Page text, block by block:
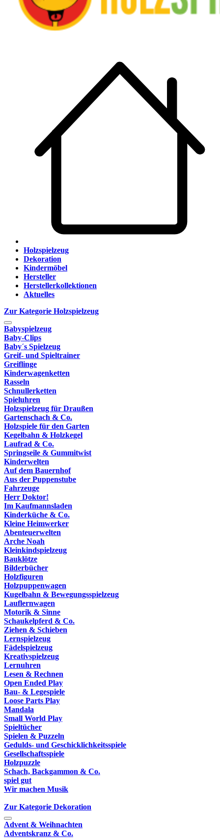
Holzspielzeug
Dekoration
Kindermöbel
Hersteller
Herstellerkollektionen
Aktuelles
Zur Kategorie Holzspielzeug
Babyspielzeug
Baby-Clips
Baby´s Spielzeug
Greif- und Spieltrainer
Greiflinge
Kinderwagenketten
Rasseln
Schnullerketten
Spieluhren
Holzspielzeug für Draußen
Gartenschach & Co.
Holzspiele für den Garten
Kegelbahn & Holzkegel
Laufrad & Co.
Springseile & Gummitwist
Kinderwelten
Auf dem Bauernhof
Aus der Puppenstube
Fahrzeuge
Herr Doktor!
Im Kaufmannsladen
Kinderküche & Co.
Kleine Heimwerker
Abenteuerwelten
Arche Noah
Kleinkindspielzeug
Bauklötze
Bilderbücher
Holzfiguren
Holzpuppenwagen
Kugelbahn & Bewegungsspielzeug
Lauflernwagen
Motorik & Sinne
Schaukelpferd & Co.
Ziehen & Schieben
Lernspielzeug
Fädelspielzeug
Kreativspielzeug
Lernuhren
Lesen & Rechnen
Open Ended Play
Bau- & Legespiele
Loose Parts Play
Mandala
Small World Play
Spieltücher
Spielen & Puzzeln
Gedulds- und Geschicklichkeitsspiele
Gesellschaftsspiele
Holzpuzzle
Schach, Backgammon & Co.
spiel gut
Wir machen Musik
Zur Kategorie Dekoration
Advent & Weihnachten
Adventskranz & Co.